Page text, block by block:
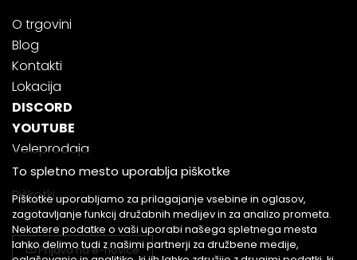
O trgovini
Blog
Kontakti
Lokacija
DISCORD
YOUTUBE
Veleprodaja
Piškotki
Prijava na e-novice
To spletno mesto uporablja piškotke
Piškotke uporabljamo za prilagajanje vsebine in oglasov,
zagotavljanje funkcij družabnih medijev in za analizo prometa.
Nekatere podatke o vaši uporabi našega spletnega mesta
lahko delimo tudi z našimi partnerji za družbene medije,